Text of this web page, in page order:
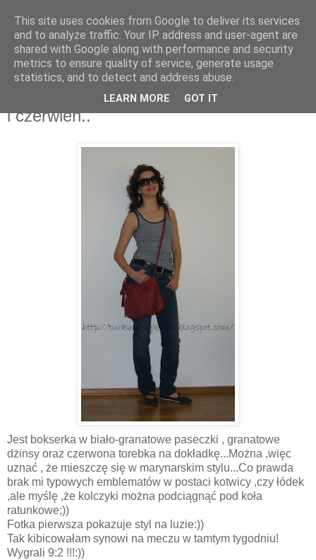
14 czerwca 2010
Prawie styl marynarski ,czyli granat ,biel
i czerwień..
Jest bokserka w biało-granatowe paseczki , granatowe
dżinsy oraz czerwona torebka na dokładkę...Można ,więc
uznać , że mieszczę się w marynarskim stylu...Co prawda
brak mi typowych emblematów w postaci kotwicy ,czy łódek
,ale myślę ,że kolczyki można podciągnąć pod koła
ratunkowe;))
Fotka pierwsza pokazuje styl na luzie:))
Tak kibicowałam synowi na meczu w tamtym tygodniu!
Wygrali 9:2 !!!:))
This site uses cookies from Google to deliver its services
and to analyze traffic. Your IP address and user-agent are
shared with Google along with performance and security
metrics to ensure quality of service, generate usage
statistics, and to detect and address abuse.
LEARN MORE GOT IT